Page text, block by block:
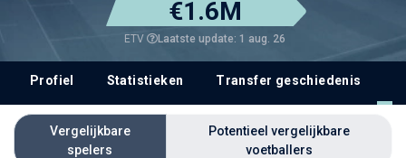
€1.6M
ETV Laatste update: 1 aug. 26
Profiel Statistieken Transfer geschiedenis
Vergelijkbare
spelers
Potentieel vergelijkbare
voetballers